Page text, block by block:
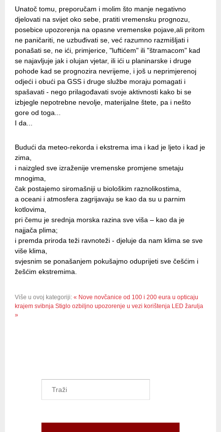
Unatoč tomu, preporučam i molim što manje negativno
djelovati na svijet oko sebe, pratiti vremensku prognozu,
posebice upozorenja na opasne vremenske pojave,ali pritom
ne paničariti, ne uzbuđivati se, već razumno razmišljati i
ponašati se, ne ići, primjerice, "luftićem" ili "štramacom" kad
se najavljuje jak i olujan vjetar, ili ići u planinarske i druge
pohode kad se prognozira nevrijeme, i još u neprimjerenoj
odjeći i obući pa GSS i druge službe moraju pomagati i
spašavati - nego prilagođavati svoje aktivnosti kako bi se
izbjegle nepotrebne nevolje, materijalne štete, pa i nešto
gore od toga...
I da...
Budući da meteo-rekorda i ekstrema ima i kad je ljeto i kad je
zima,
i naizgled sve izraženije vremenske promjene smetaju
mnogima,
čak postajemo siromašniji u biološkim raznolikostima,
a oceani i atmosfera zagrijavaju se kao da su u parnim
kotlovima,
pri čemu je srednja morska razina sve viša – kao da je
najjača plima;
i premda priroda teži ravnoteži - djeluje da nam klima se sve
više klima,
svjesnim se ponašanjem pokušajmo oduprijeti sve češćim i
žešćim ekstremima.
Više u ovoj kategoriji: « Nove novčanice od 100 i 200 eura u opticaju
krajem svibnja Stiglo ozbiljno upozorenje u vezi korištenja LED žarulja
»